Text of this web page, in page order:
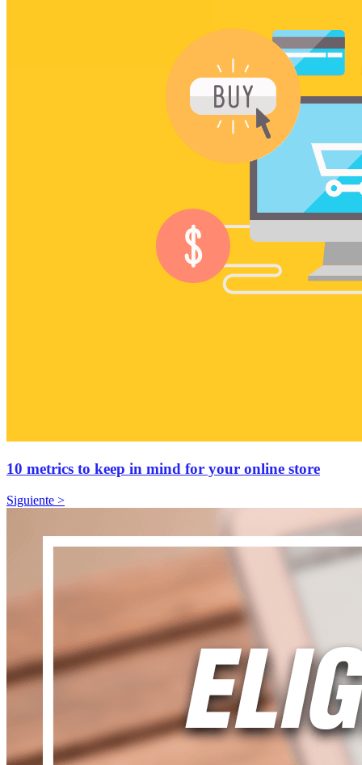
10 metrics to keep in mind for your online store
Siguiente >